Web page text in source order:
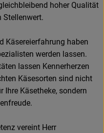
hoher Qualität
Stellenwert.
Käsereierfahrung haben
werden lassen.
lassen Kennerherzen
Käsesorten sind nicht
Ihre Käsetheke, sondern
vereint Herr